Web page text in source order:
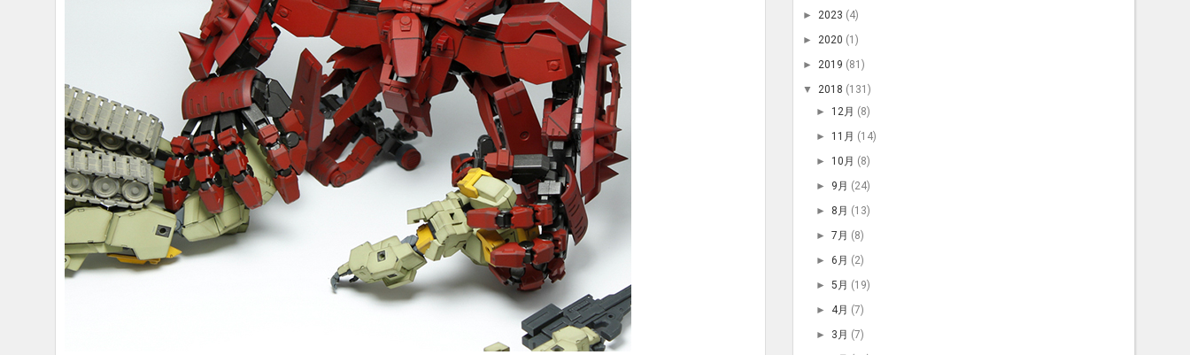
►2023 (4)
►2020 (1)
►2019 (81)
▼ 2018 (131)
► 12月 (8)
► 11月 (14)
► 10月 (8)
► 9月 (24)
► 8月 (13)
► 7月 (8)
► 6月 (2)
► 5月 (19)
► 4月 (7)
► 3月 (7)